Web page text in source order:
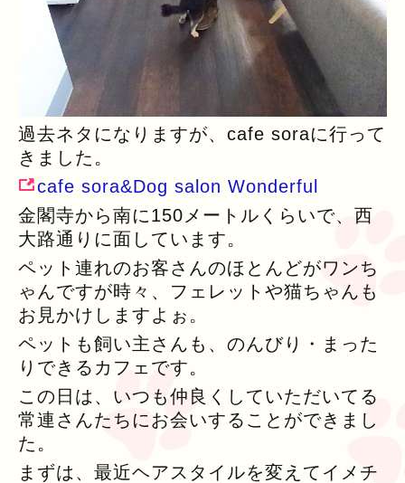
過去ネタになりますが、cafe soraに行って
きました。
cafe sora&Dog salon Wonderful
金閣寺から南に150メートルくらいで、西
大路通りに面しています。
ペット連れのお客さんのほとんどがワンち
ゃんですが時々、フェレットや猫ちゃんも
お見かけしますよぉ。
ペットも飼い主さんも、のんびり・まった
りできるカフェです。
この日は、いつも仲良くしていただいてる
常連さんたちにお会いすることができまし
た。
まずは、最近ヘアスタイルを変えてイメチ